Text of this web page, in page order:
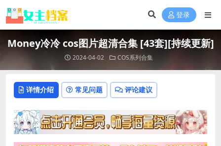
登录
Money冷冷 cos图片超清合集 [43套][持续更新]
2024-04-02 COS系列合集
详情介绍 常见问题 评论建议